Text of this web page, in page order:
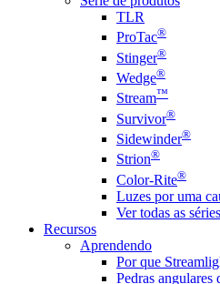
TLR
ProTac®
Stinger®
Wedge®
Stream™
Survivor®
Sidewinder®
Strion®
Color-Rite®
Luzes por uma
Ver todas as séries
Recursos
Aprendendo
Por que
Pedras angulares